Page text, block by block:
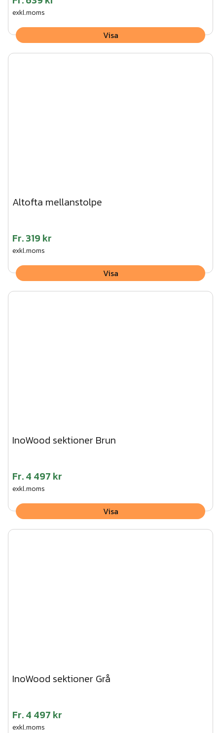
exkl.moms
Visa
Altofta mellanstolpe
Fr.319 kr
exkl.moms
Visa
InoWood sektioner Brun
Fr.4 497 kr
exkl.moms
Visa
InoWood sektioner Grå
Fr.4 497 kr
exkl.moms